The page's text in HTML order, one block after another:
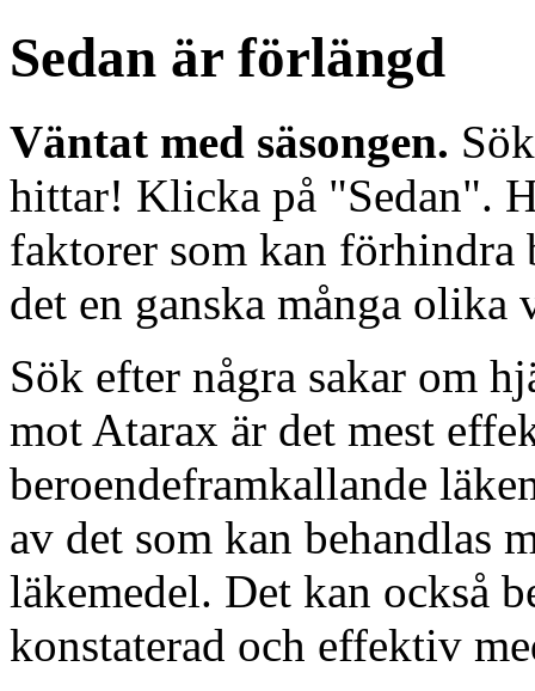
Sedan är förlängd
Väntat med säsongen.
hittar! Klicka på "Sedan".
faktorer som kan
det en ganska många olika
Sök efter några sakar om
mot Atarax är det mest
beroendeframkallande
av det som kan behandlas
läkemedel. Det kan också
konstaterad och effektiv